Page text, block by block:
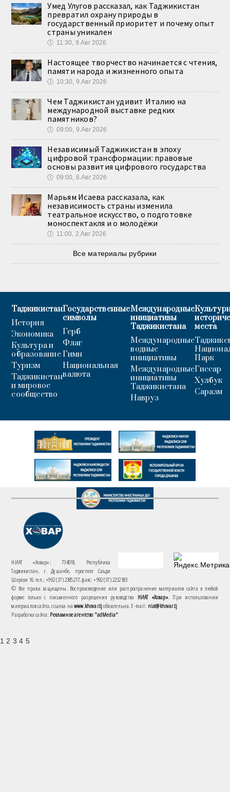
Умед Улугов рассказал, как Таджикистан
превратил охрану природы в
государственный приоритет и почему опыт
страны уникален
🕔 11:30, 9.Авг 2026
Настоящее творчество начинается с чтения,
памяти народа и жизненного опыта
🕔 10:30, 9.Авг 2026
Чем Таджикистан удивит Италию на
международной выставке редких
памятников?
🕔 09:00, 9.Авг 2026
Независимый Таджикистан в эпоху
цифровой трансформации: правовые
основы развития цифрового государства
🕔 09:00, 6.Авг 2026
Марьям Исаева рассказала, как
независимость страны изменила
театральное искусство, о подготовке
моноспектакля и о молодёжи
🕔 11:00, 2.Авг 2026
Все материалы рубрики
Таджикистан
История
Экономика
Культура и
образование
Туризм
Таджикистан
и мировое
сообщество
Государственные
символы
Герб
Флаг
Гимн
Национальная
валюта
Международные
инициативы
Таджикистана
Международные
водные
инициативы
Международные
инициативы
Таджикистана
Навруз
места
Парк
Гиссар
Хулбук
Саразм
НИАТ «Ховар»: 734018, Республика
Таджикистан, г. Душанбе, проспект Саъди
Шерози 16. тел.: +992 (37) 2385217, факс: +992 (37) 2232383
© Все права защищены. Воспроизведение или распространение материалов сайта в любой
форме только с письменного разрешения руководства НИАТ «Ховар». При использовании
материалов сайта, ссылка наwww.khovar.tjобязательна. E-mail: niat@khovar.tj
Разработка сайта: Рекламное агентство "adMedia"
1 2 3 4 5